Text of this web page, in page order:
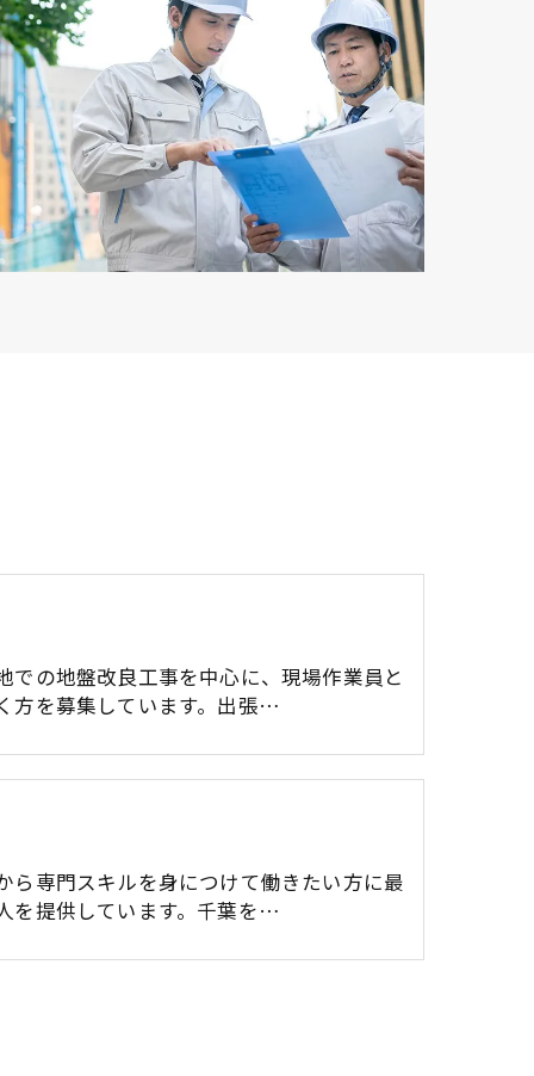
での地盤改良工事を中心に、現場作業員と
方を募集しています。出張…
ら専門スキルを身につけて働きたい方に最
を提供しています。千葉を…